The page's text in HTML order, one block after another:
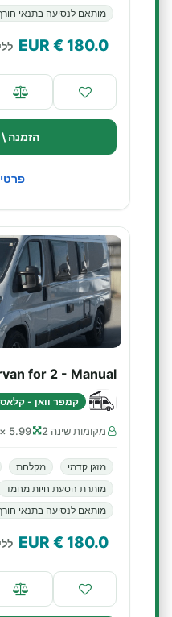
מותאם לנסיעה בתנאי
180.0
€ EUR
הזמנה
for 2 - Manual
קמפר וואן - קלאס B
מקומות שינה 2 5.99 × 2.05 m
מזגן קדמי מקלחת
מותרת הסעת חיות מחמד
מותאם לנסיעה בתנאי
180.0
€ EUR